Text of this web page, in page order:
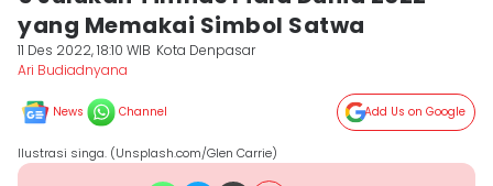
yang Memakai Simbol Satwa
11 Des 2022, 18:10 WIB Kota Denpasar
Ari Budiadnyana
News Channel Add Us on Google
Ilustrasi singa. (Unsplash.com/Glen Carrie)